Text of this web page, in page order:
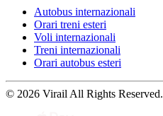
Autobus internazionali
Orari treni esteri
Voli internazionali
Treni internazionali
Orari autobus esteri
© 2026 Virail All Rights Reserved.